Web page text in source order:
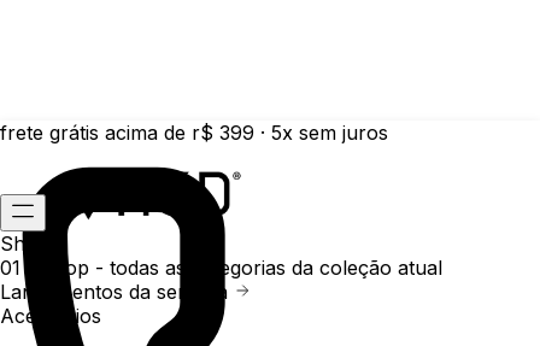
frete grátis acima de r$ 399 · 5x sem juros
Shop
01 /
Shop - todas as categorias da coleção atual
Lançamentos da semana
Acessórios